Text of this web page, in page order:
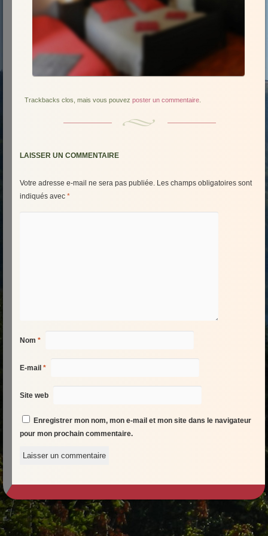
Trackbacks clos, mais vous pouvez poster un commentaire.
LAISSER UN COMMENTAIRE
Votre adresse e-mail ne sera pas publiée. Les champs obligatoires sont
indiqués avec *
Nom *
E-mail *
Site web
Enregistrer mon nom, mon e-mail et mon site dans le navigateur
pour mon prochain commentaire.